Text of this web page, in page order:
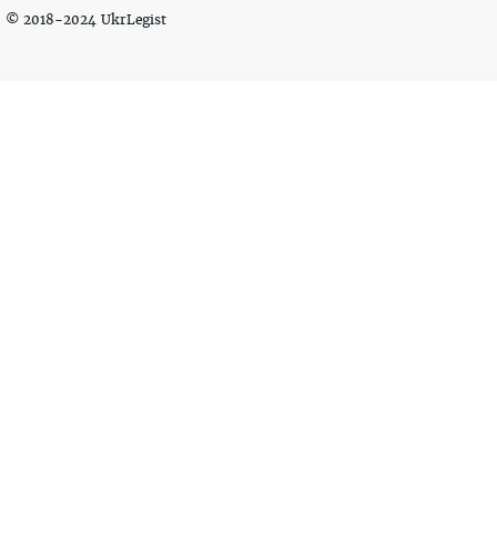
© 2018-2024 UkrLegist